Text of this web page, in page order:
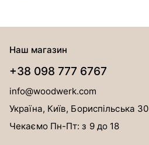
Наш магазин
+38 098 777 6767
info@woodwerk.com
Україна, Київ, Бориспільська 30
Чекаємо Пн-Пт: з 9 до 18